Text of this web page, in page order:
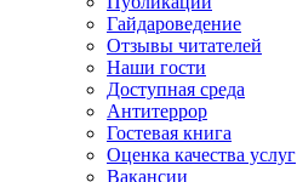
Гайдароведение
Отзывы читателей
Наши гости
Доступная среда
Антитеррор
Гостевая книга
Оценка качества услуг
Вакансии